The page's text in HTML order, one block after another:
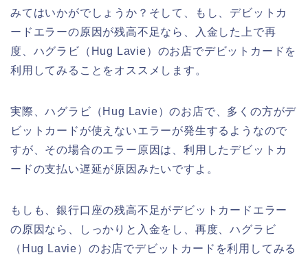
みてはいかがでしょうか？そして、もし、デビットカ
ードエラーの原因が残高不足なら、入金した上で再
度、ハグラビ（Hug Lavie）のお店でデビットカードを
利用してみることをオススメします。
実際、ハグラビ（Hug Lavie）のお店で、多くの方がデ
ビットカードが使えないエラーが発生するようなので
すが、その場合のエラー原因は、利用したデビットカ
ードの支払い遅延が原因みたいですよ。
もしも、銀行口座の残高不足がデビットカードエラー
の原因なら、しっかりと入金をし、再度、ハグラビ
（Hug Lavie）のお店でデビットカードを利用してみる